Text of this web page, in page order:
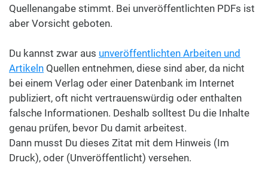
Quellenangabe stimmt. Bei unveröffentlichten PDFs ist
aber Vorsicht geboten.
Du kannst zwar aus unveröffentlichten Arbeiten und
Artikeln Quellen entnehmen, diese sind aber, da nicht
bei einem Verlag oder einer Datenbank im Internet
publiziert, oft nicht vertrauenswürdig oder enthalten
falsche Informationen. Deshalb solltest Du die Inhalte
genau prüfen, bevor Du damit arbeitest.
Dann musst Du dieses Zitat mit dem Hinweis (Im
Druck), oder (Unveröffentlicht) versehen.